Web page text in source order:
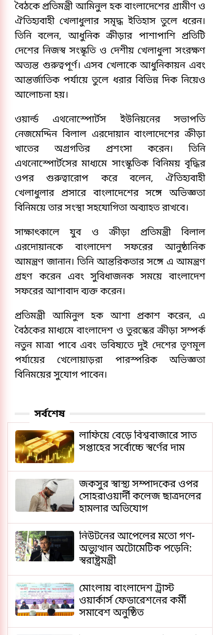
বৈঠকে প্রতিমন্ত্রী আমিনুল হক বাংলাদেশের গ্রামীণ ও
ঐতিহ্যবাহী খেলাধুলার সমৃদ্ধ ইতিহাস তুলে ধরেন।
তিনি বলেন, আধুনিক ক্রীড়ার পাশাপাশি প্রতিটি
দেশের নিজস্ব সংস্কৃতি ও দেশীয় খেলাধুলা সংরক্ষণ
অত্যন্ত গুরুত্বপূর্ণ। এসব খেলাকে আধুনিকায়ন এবং
আন্তর্জাতিক পর্যায়ে তুলে ধরার বিভিন্ন দিক নিয়েও
আলোচনা হয়।
ওয়ার্ল্ড এথনোস্পোর্টস ইউনিয়নের সভাপতি
নেজমেদ্দিন বিলাল এরদোয়ান বাংলাদেশের ক্রীড়া
খাতের অগ্রগতির প্রশংসা করেন। তিনি
এথনোস্পোর্টসের মাধ্যমে সাংস্কৃতিক বিনিময় বৃদ্ধির
ওপর গুরুত্বারোপ করে বলেন, ঐতিহ্যবাহী
খেলাধুলার প্রসারে বাংলাদেশের সঙ্গে অভিজ্ঞতা
বিনিময়ে তার সংস্থা সহযোগিতা অব্যাহত রাখবে।
সাক্ষাৎকালে যুব ও ক্রীড়া প্রতিমন্ত্রী বিলাল
এরদোয়ানকে বাংলাদেশ সফরের আনুষ্ঠানিক
আমন্ত্রণ জানান। তিনি আন্তরিকতার সঙ্গে এ আমন্ত্রণ
গ্রহণ করেন এবং সুবিধাজনক সময়ে বাংলাদেশ
সফরের আশাবাদ ব্যক্ত করেন।
প্রতিমন্ত্রী আমিনুল হক আশা প্রকাশ করেন, এ
বৈঠকের মাধ্যমে বাংলাদেশ ও তুরস্কের ক্রীড়া সম্পর্ক
নতুন মাত্রা পাবে এবং ভবিষ্যতে দুই দেশের তৃণমূল
পর্যায়ের খেলোয়াড়রা পারস্পরিক অভিজ্ঞতা
বিনিময়ের সুযোগ পাবেন।
সর্বশেষ
লাফিয়ে বেড়ে বিশ্ববাজারে সাত
সপ্তাহের সর্বোচ্চে স্বর্ণের দাম
জকসুর স্বাস্থ্য সম্পাদকের ওপর
সোহরাওয়ার্দী কলেজ ছাত্রদলের
হামলার অভিযোগ
নিউটনের আপেলের মতো গণ-
অভ্যুত্থান অটোমেটিক পড়েনি:
স্বরাষ্ট্রমন্ত্রী
মোংলায় বাংলাদেশ ট্রাস্ট
ওয়ার্কার্স ফেডারেশনের কর্মী
সমাবেশ অনুষ্ঠিত